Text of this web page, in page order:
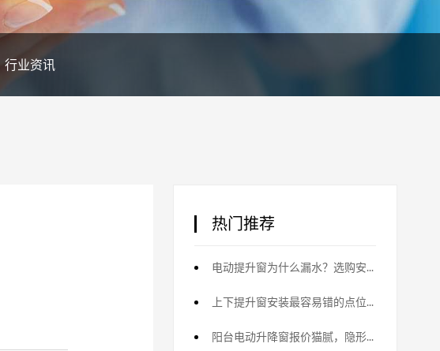
行业资讯
热门推荐
电动提升窗为什么漏水？选购安装双重原因
上下提升窗安装最容易错的点位，避坑指南
阳台电动升降窗报价猫腻，隐形收费大揭秘